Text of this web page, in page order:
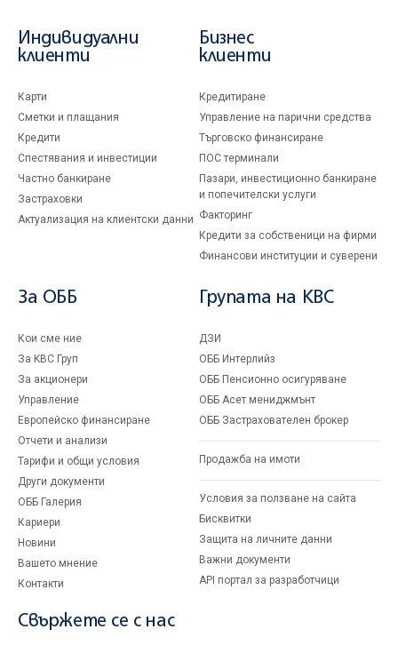
Индивидуални
клиенти
Карти
Сметки и плащания
Кредити
Спестявания и инвестиции
Частно банкиране
Застраховки
Актуализация на клиентски данни
Бизнес
клиенти
Кредитиране
Управление на парични средства
Търговско финансиране
ПОС терминали
Пазари, инвестиционно банкиране
и попечителски услуги
Факторинг
Кредити за собственици на фирми
Финансови институции и суверени
За ОББ
Кои сме ние
За KBC Груп
За акционери
Управление
Европейско финансиране
Отчети и анализи
Тарифи и общи условия
Други документи
ОББ Галерия
Кариери
Новини
Вашето мнение
Контакти
Групата на KBC
ДЗИ
ОББ Интерлийз
ОББ Пенсионно осигуряване
ОББ Асет мениджмънт
ОББ Застрахователен брокер
Продажба на имоти
Условия за ползване на сайта
Бисквитки
Защита на личните данни
Важни документи
API портал за разработчици
Свържете се с нас